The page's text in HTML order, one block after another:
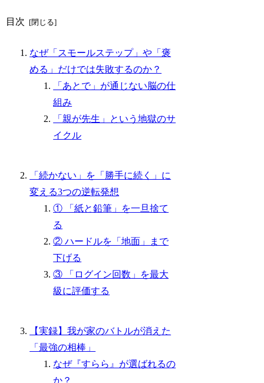
目次
なぜ「スモールステップ」や「褒
める」だけでは失敗するのか？
「あとで」が通じない脳の仕
組み
「親が先生」という地獄のサ
イクル
「続かない」を「勝手に続く」に
変える3つの逆転発想
① 「紙と鉛筆」を一旦捨て
る
② ハードルを「地面」まで
下げる
③ 「ログイン回数」を最大
級に評価する
【実録】我が家のバトルが消えた
「最強の相棒」
なぜ『すらら』が選ばれるの
か？